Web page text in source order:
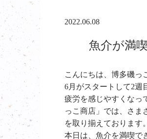
2022.06.08
魚介が満
こんにちは、 博多磯っ
6月がスタートして2週
疲労を感じやすくなっ
っこ商店」では、さま
を取り揃えております。
本日は、魚介を満喫で